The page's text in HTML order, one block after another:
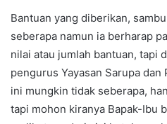
Bantuan yang diberikan,
seberapa namun ia berharap
nilai atau jumlah bantuan, tapi
pengurus Yayasan Sarupa dan
ini mungkin tidak seberapa,
tapi mohon kiranya Bapak-Ibu